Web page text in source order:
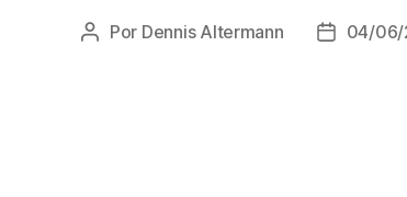
Autor
Por Dennis Altermann
Data04/06/